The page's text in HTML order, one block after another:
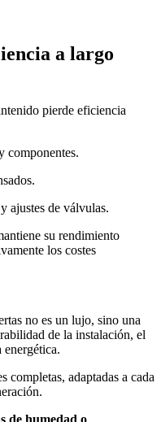
a largo
pierde eficiencia
componentes.
ajustes de válvulas.
su rendimiento
los costes
no es un lujo, sino una
de la instalación, el
completas, adaptadas a cada
de humedad o